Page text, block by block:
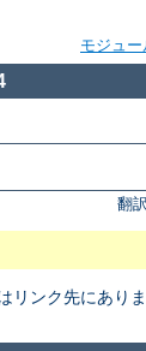
モジュー
翻
ンク先にありま